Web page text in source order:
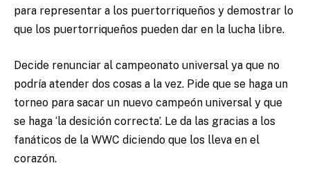
para representar a los puertorriqueños y demostrar lo
que los puertorriqueños pueden dar en la lucha libre.
Decide renunciar al campeonato universal ya que no
podría atender dos cosas a la vez. Pide que se haga un
torneo para sacar un nuevo campeón universal y que
se haga ‘la desición correcta’. Le da las gracias a los
fanáticos de la WWC diciendo que los lleva en el
corazón.